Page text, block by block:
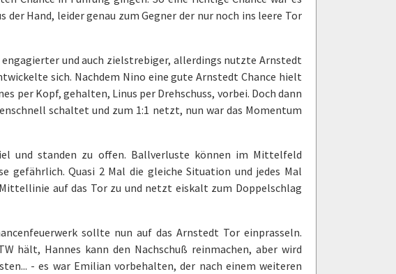
Hand, leider genau zum Gegner der nur noch ins leere Tor
und auch zielstrebiger, allerdings nutzte Arnstedt
sich. Nachdem Nino eine gute Arnstedt Chance hielt
per Kopf, gehalten, Linus per Drehschuss, vorbei. Doch dann
schaltet und zum 1:1 netzt, nun war das Momentum
und standen zu offen. Ballverluste können im Mittelfeld
gefährlich. Quasi 2 Mal die gleiche Situation und jedes Mal
auf das Tor zu und netzt eiskalt zum Doppelschlag
sollte nun auf das Arnstedt Tor einprasseln.
hält, Hannes kann den Nachschuß reinmachen, aber wird
- es war Emilian vorbehalten, der nach einem weiteren